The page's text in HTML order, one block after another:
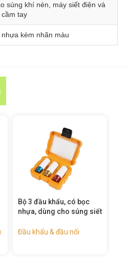
súng khí nén, máy siết điện và
tay
kèm nhãn màu
Bộ 3 đầu khẩu, có bọc
nhựa, dùng cho súng siết
Đầu khẩu & đầu nối